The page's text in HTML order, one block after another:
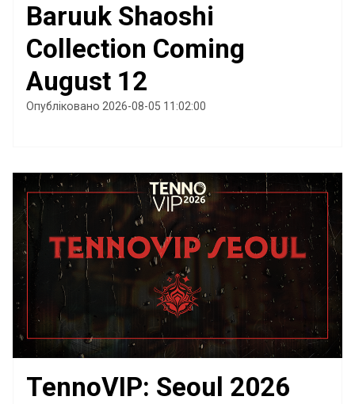
Baruuk Shaoshi
Collection Coming
August 12
Опубліковано 2026-08-05 11:02:00
TennoVIP: Seoul 2026